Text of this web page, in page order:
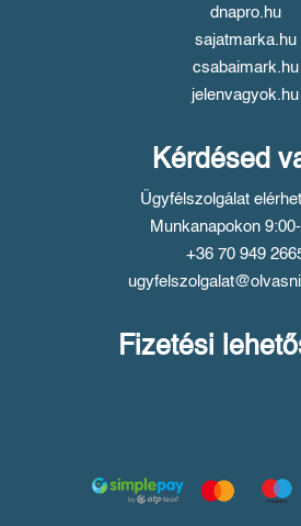
dnapro.hu
sajatmarka.hu
csabaimark.hu
jelenvagyok.hu
Kérdésed
Ügyfélszolgálat
Munkanapokon
+36 70 949
Fizetési